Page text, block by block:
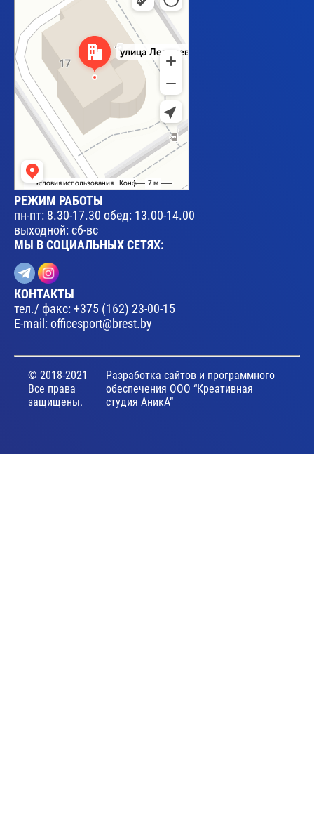
РЕЖИМ РАБОТЫ
пн-пт: 8.30-17.30 обед: 13.00-14.00
выходной: сб-вс
МЫ В СОЦИАЛЬНЫХ СЕТЯХ:
КОНТАКТЫ
тел./ факс:+375 (162) 23-00-15
E-mail: officesport@brest.by
© 2018-2021
Все права
защищены.
Разработка сайтов и программного
обеспечения ООО “Креативная
студия АникА”